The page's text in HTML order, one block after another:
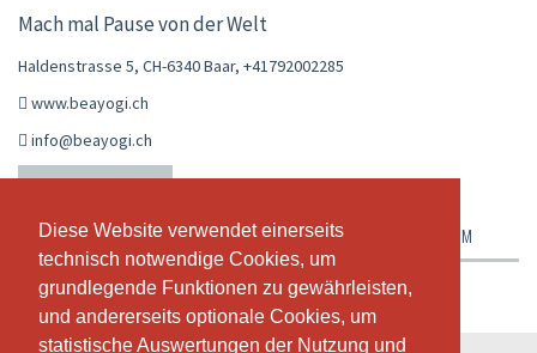
Diese Website verwendet einerseits
technisch notwendige Cookies, um
grundlegende Funktionen zu gewährleisten,
und andererseits optionale Cookies, um
statistische Auswertungen der Nutzung und
Diese Website verwendet einerseits
technisch notwendige Cookies, um
grundlegende Funktionen zu gewährleisten,
und andererseits optionale Cookies, um
statistische Auswertungen der Nutzung und
Mach mal Pause von der Welt
Haldenstrasse 5, CH-6340 Baar, +41792002285
www.beayogi.ch
info@beayogi.ch
ABONNEMENTE & PREISE
ÜBER UNS UNSER TEAM
Wochenansicht